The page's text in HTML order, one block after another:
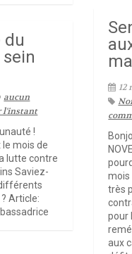
12
mois
très
pour
aux
du
aucun
l'instant
!
le mois de
lutte contre
Saviez-
Article: